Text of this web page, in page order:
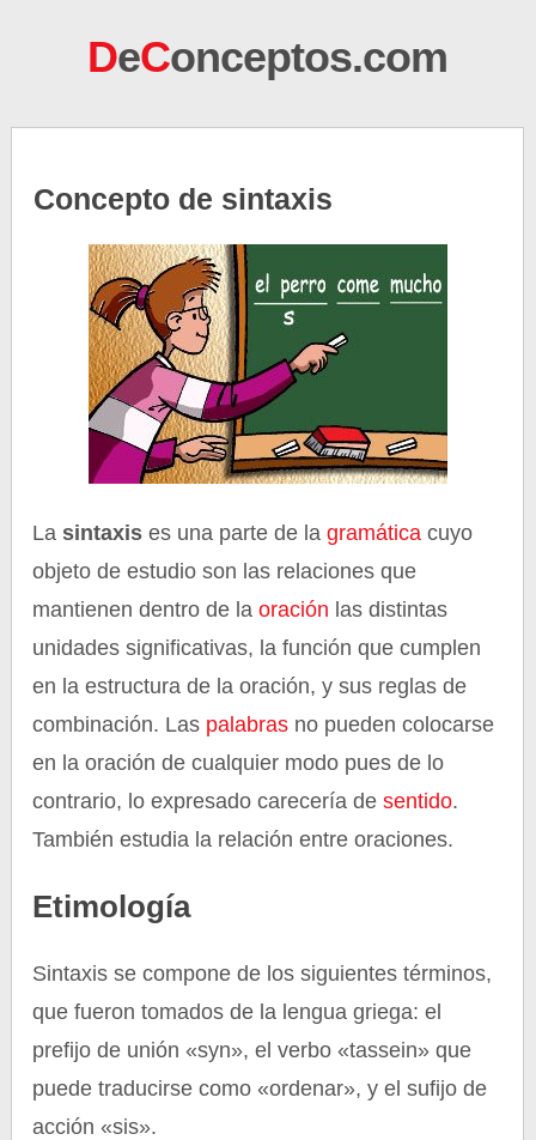
DeConceptos.com
Concepto de sintaxis
Lasintaxis es una parte de lagramática cuyo
objeto de estudio son las relaciones que
mantienen dentro de la oración las distintas
unidades significativas, la función que cumplen
en la estructura de la oración, y sus reglas de
combinación. Las palabras no pueden colocarse
en la oración de cualquier modo pues de lo
contrario, lo expresado carecería de sentido.
También estudia la relación entre oraciones.
Etimología
Sintaxis se compone de los siguientes términos,
que fueron tomados de la lengua griega: el
prefijo de unión «syn», el verbo «tassein» que
puede traducirse como «ordenar», y el sufijo de
acción «sis».